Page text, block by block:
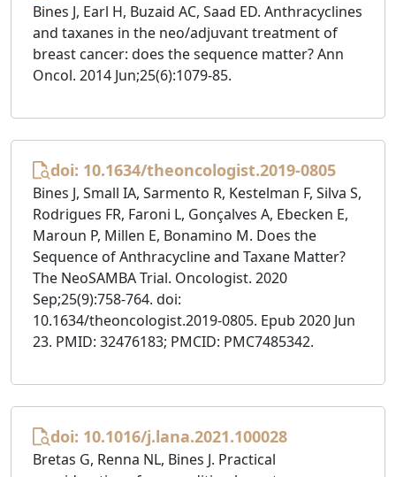
Bines J, Earl H, Buzaid AC, Saad ED. Anthracyclines
and taxanes in the neo/adjuvant treatment of
breast cancer: does the sequence matter? Ann
Oncol. 2014 Jun;25(6):1079-85.
doi: 10.1634/theoncologist.2019-0805
Bines J, Small IA, Sarmento R, Kestelman F, Silva S,
Rodrigues FR, Faroni L, Gonçalves A, Ebecken E,
Maroun P, Millen E, Bonamino M. Does the
Sequence of Anthracycline and Taxane Matter?
The NeoSAMBA Trial. Oncologist. 2020
Sep;25(9):758-764. doi:
10.1634/theoncologist.2019-0805. Epub 2020 Jun
23. PMID: 32476183; PMCID: PMC7485342.
doi: 10.1016/j.lana.2021.100028
Bretas G, Renna NL, Bines J. Practical